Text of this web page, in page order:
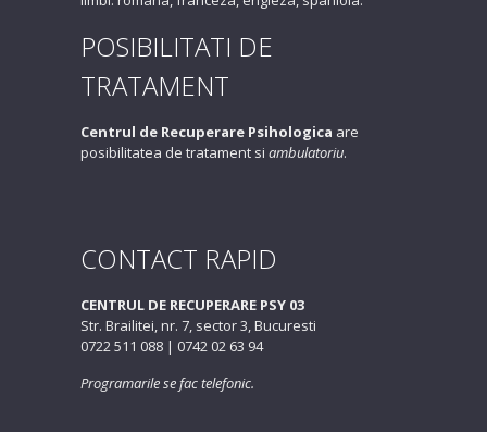
POSIBILITATI DE
TRATAMENT
Centrul de Recuperare Psihologica are
posibilitatea de tratament si ambulatoriu.
CONTACT RAPID
CENTRUL DE RECUPERARE PSY 03
Str. Brailitei, nr. 7, sector 3, Bucuresti
0722 511 088 | 0742 02 63 94
Programarile se fac telefonic.